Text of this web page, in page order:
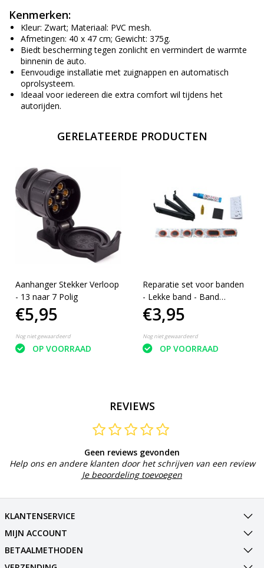
Kenmerken:
Kleur: Zwart; Materiaal: PVC mesh.
Afmetingen: 40 x 47 cm; Gewicht: 375g.
Biedt bescherming tegen zonlicht en vermindert de warmte
binnenin de auto.
Eenvoudige installatie met zuignappen en automatisch
oprolsysteem.
Ideaal voor iedereen die extra comfort wil tijdens het
autorijden.
GERELATEERDE PRODUCTEN
Aanhanger Stekker Verloop
- 13 naar 7 Polig
€5,95
Nog niet gewaardeerd
OP VOORRAAD
Reparatie set voor banden
- Lekke band - Band
repareren -
Bandenreparatiekit - Fiets
€3,95
Nog niet gewaardeerd
OP VOORRAAD
REVIEWS
Geen reviews gevonden
Help ons en andere klanten door het schrijven van een review
Je beoordeling toevoegen
KLANTENSERVICE
MIJN ACCOUNT
BETAALMETHODEN